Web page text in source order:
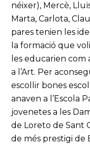
néixer), Mercè,
Marta, Carlota,
pares tenien les
la formació que
les educarien
a l’Art. Per
escollir bones
anaven a l’Escola
jovenetes a les
de Loreto de Sant
de més prestigi de